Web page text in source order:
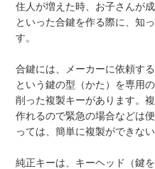
住人が増えた時、お子さんが
といった合鍵を作る際に、知
す。
合鍵には、メーカーに依頼す
という鍵の型（かた）を専用
削った複製キーがあります。
作れるので緊急の場合などは
っては、簡単に複製ができな
純正キーは、キーヘッド（鍵